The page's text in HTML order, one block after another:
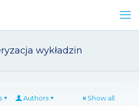
wykładzin
Authors Show all